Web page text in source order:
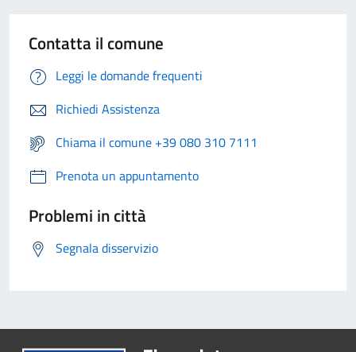
Contatta il comune
Leggi le domande frequenti
Richiedi Assistenza
Chiama il comune +39 080 310 7111
Prenota un appuntamento
Problemi in città
Segnala disservizio